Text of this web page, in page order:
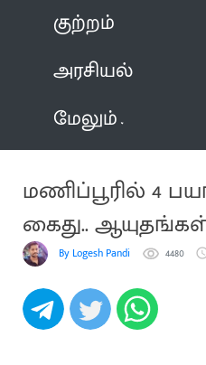
குற்றம்
அரசியல்
மேலும்
மணிப்பூரில் 4
கைது..
By Logesh Pandi 4480